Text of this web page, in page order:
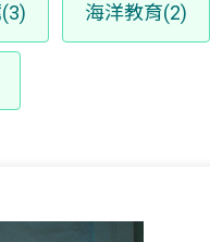
海洋教育(2)